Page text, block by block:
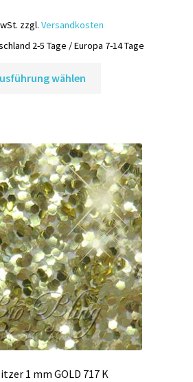
zzgl. Versandkosten
2-5 Tage / Europa 7-14 Tage
wählen
auf.
Die
Optionen
können
auf
der
Produktseite
gewählt
werden
1 mm GOLD 717 K